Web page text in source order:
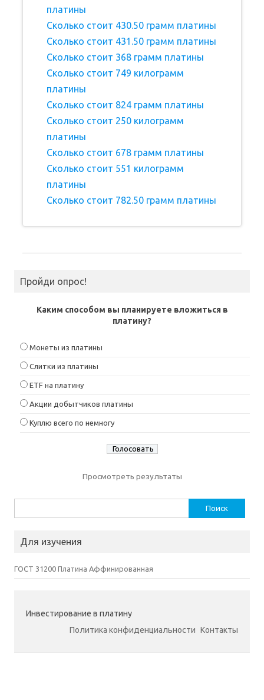
платины
Сколько стоит 430.50 грамм платины
Сколько стоит 431.50 грамм платины
Сколько стоит 368 грамм платины
Сколько стоит 749 килограмм
платины
Сколько стоит 824 грамм платины
Сколько стоит 250 килограмм
платины
Сколько стоит 678 грамм платины
Сколько стоит 551 килограмм
платины
Сколько стоит 782.50 грамм платины
Пройди опрос!
Каким способом вы планируете вложиться в
платину?
Монеты из платины
Слитки из платины
ETF на платину
Акции добытчиков платины
Куплю всего по немногу
Просмотреть результаты
Для изучения
ГОСТ 31200 Платина Аффинированная
Инвестирование в платину
Политика конфиденциальности Контакты